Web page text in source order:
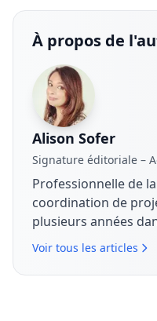
À propos de
Alison Sofer
Signature éditoriale –
Professionnelle de
coordination de
plusieurs années
Manager et de
aux enjeux
Voir tous les articles